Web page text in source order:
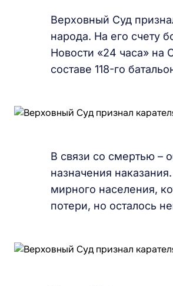
Верховный Суд
народа. На его счету
Новости «24 часа» на
составе 118-го
В связи со смертью –
назначения
мирного населения,
потери, но осталось